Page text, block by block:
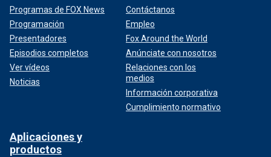
Programas de FOX News
Programación
Presentadores
Episodios completos
Ver vídeos
Noticias
Contáctanos
Empleo
Fox Around the World
Anúnciate con nosotros
Relaciones con los
medios
Información corporativa
Cumplimiento normativo
Aplicaciones y
productos